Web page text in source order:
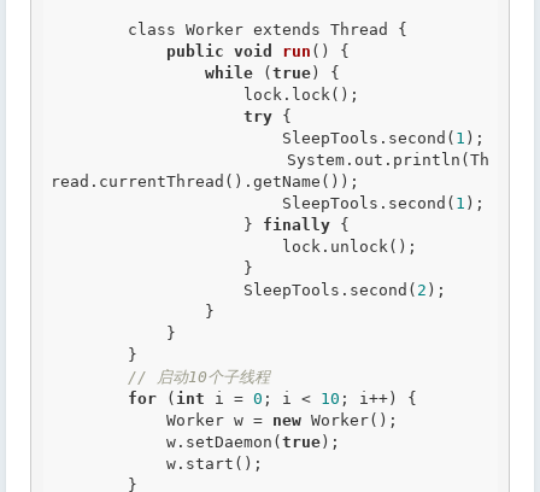
public void run () {
while ( true ) {
try {
                    	SleepTools.second(
1 );
read.currentThread().getName());
                        SleepTools.second(
1 );
                    }
finally {
                    SleepTools.second(
2 );
// 启动10个子线程
for ( int i = 0 ; i < 10 ; i++) {
            Worker w =
new Worker();
            w.setDaemon(
true );